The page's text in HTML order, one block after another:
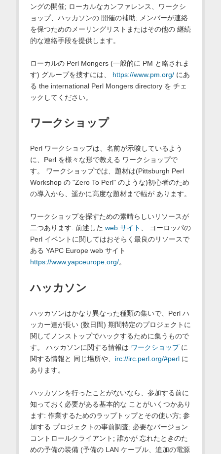
ングの開催; ローカルなカンファレンス、ワークシ
ョップ、ハッカソンの 開催の補助; メンバーが連絡
を保つためのメーリングリストまたはその他の 継続
的な連絡手段を提供します。
ローカルの Perl Mongers (一般的に PM と略されま
す) グループを捜すには、 https://www.pm.org/にあ
る the international Perl Mongers directory を チェ
ックしてください。
ワークショップ
Perl ワークショップは、名前が示唆しているよう
に、Perl を様々な形で教える ワークショップで
す。 ワークショップでは、題材は(Pittsburgh Perl
Workshop の "Zero To Perl" のような)初心者のため
の導入から、遥かに高度な題材まで幅が あります。
ワークショップを探すための素晴らしいリソースが
二つあります: 前述した web サイト 、 ヨーロッパの
Perl イベントに関してはおそらく最良のリソースで
ある YAPC Europe web サイト
https://www.yapceurope.org/。
ハッカソン
ハッカソンはかなり異なった種類の集いで、Perl ハ
ッカー達が長い (数日間) 期間特定のプロジェクトに
関してノンストップでハックするために集うもので
す。 ハッカソンに関する情報は ワークショップに
関する情報と 同じ場所や、 irc://irc.perl.org/#perlに
あります。
ハッカソンを行ったことがないなら、参加する前に
知っておく必要がある基本的な ことがいくつかあり
ます: 作業するためのラップトップとその使い方; 参
加する プロジェクトの事前調査; 必要なバージョン
コントロールクライアント; 誰かが 忘れたときのた
めの予備の装備 (予備の LAN ケーブル、追加の電源